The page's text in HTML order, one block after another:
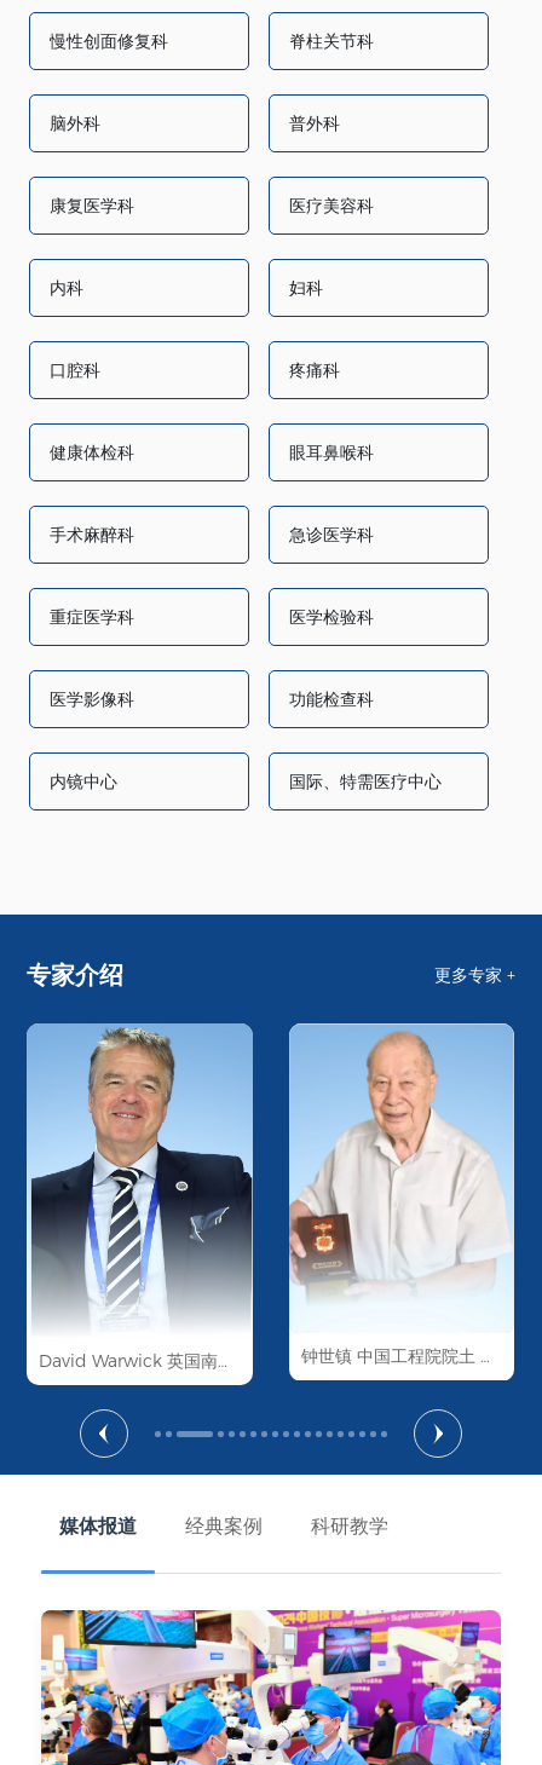
慢性创面修复科 脊柱关节科
脑外科 普外科
康复医学科 医疗美容科
内科 妇科
口腔科 疼痛科
健康体检科 眼耳鼻喉科
手术麻醉科 急诊医学科
重症医学科 医学检验科
医学影像科 功能检查科
内镜中心 国际、特需医疗中心
专家介绍 更多专家 +
国际、特需医疗中心
David Warwick 英国南安普顿大学荣誉教授 国际、特需医疗中心
钟世镇 中国工程院院土 国际、
媒体报道 经典案例 科研教学